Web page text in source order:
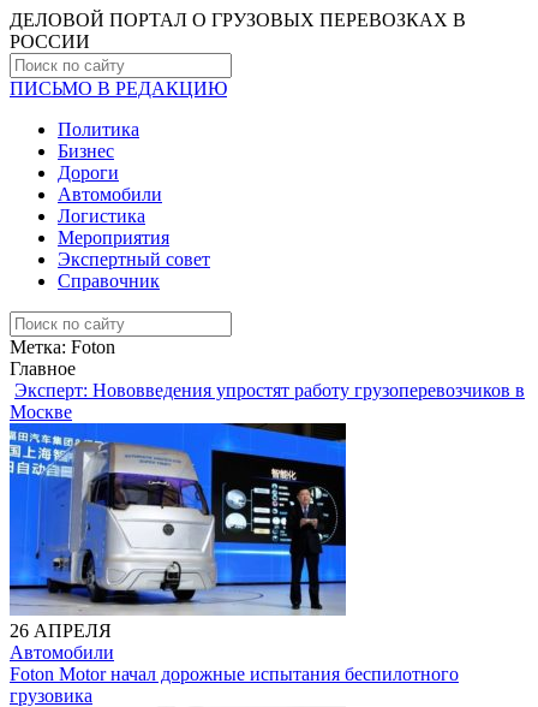
ДЕЛОВОЙ ПОРТАЛ О ГРУЗОВЫХ ПЕРЕВОЗКАХ В
РОCСИИ
ПИСЬМО В РЕДАКЦИЮ
Политика
Бизнес
Дороги
Автомобили
Логистика
Мероприятия
Экспертный совет
Справочник
Метка: Foton
Главное
Эксперт: Нововведения упростят работу грузоперевозчиков в
Москве
26 АПРЕЛЯ
Автомобили
Foton Motor начал дорожные испытания беспилотного
грузовика